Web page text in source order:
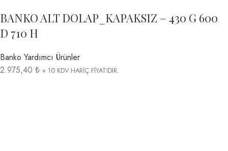
BANKO ALT DOLAP_KAPAKSIZ – 430 G 600
D 710 H
Banko Yardımcı Ürünler
2.975,40 ₺ + 10 KDV HARİÇ FİYATIDIR.